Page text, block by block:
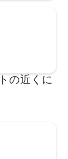
の近くに